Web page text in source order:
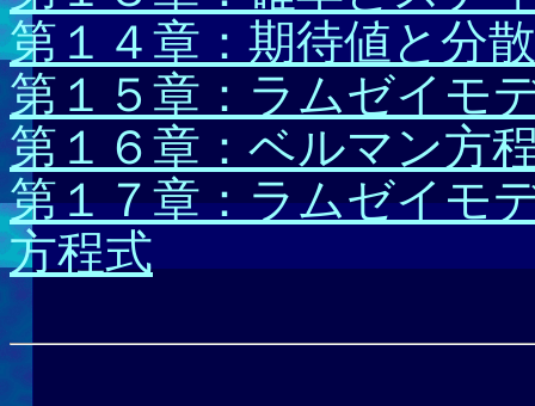
第１４章：期待値と分
第１５章：ラムゼイモ
第１６章：ベルマン方
第１７章：ラムゼイモ
方程式